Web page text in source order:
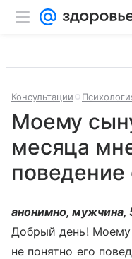
Консультации
Моему
месяца
поведение
анонимно, мужчина,
Добрый день!
не понятно его